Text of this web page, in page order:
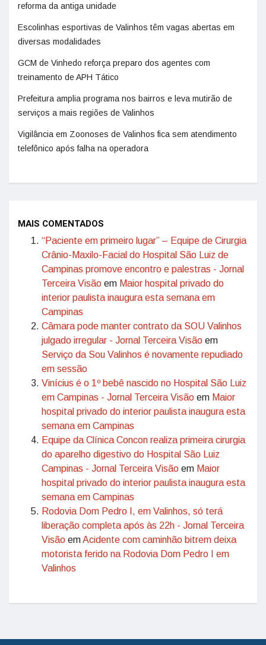
reforma da antiga unidade
Escolinhas esportivas de Valinhos têm vagas abertas em
diversas modalidades
GCM de Vinhedo reforça preparo dos agentes com
treinamento de APH Tático
Prefeitura amplia programa nos bairros e leva mutirão de
serviços a mais regiões de Valinhos
Vigilância em Zoonoses de Valinhos fica sem atendimento
telefônico após falha na operadora
MAIS COMENTADOS
“Paciente em primeiro lugar” – Equipe de Cirurgia
Crânio-Maxilo-Facial do Hospital São Luiz de
Campinas promove encontro e palestras - Jornal
Terceira Visão em Maior hospital privado do
interior paulista inaugura esta semana em
Campinas
Câmara pode manter contrato da SOU Valinhos
julgado irregular - Jornal Terceira Visão em
Serviço da Sou Valinhos é novamente repudiado
em sessão
Vinícius é o 1º bebê nascido no Hospital São Luiz
em Campinas - Jornal Terceira Visão em Maior
hospital privado do interior paulista inaugura esta
semana em Campinas
Equipe da Clínica Concon realiza primeira cirurgia
do aparelho digestivo do Hospital São Luiz
Campinas - Jornal Terceira Visão em Maior
hospital privado do interior paulista inaugura esta
semana em Campinas
Rodovia Dom Pedro I, em Valinhos, só terá
liberação completa após às 22h - Jornal Terceira
Visão emAcidente com caminhão bitrem deixa
motorista ferido na Rodovia Dom Pedro I em
Valinhos